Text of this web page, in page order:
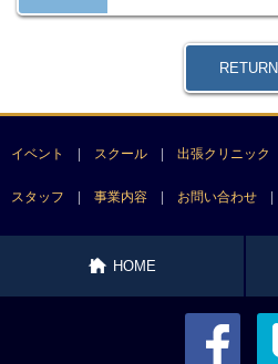
RETURN
イベント スクール 出張クリニック
スタッフ 事業内容 お問い合わせ
HOME